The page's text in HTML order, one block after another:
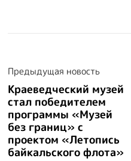
Предыдущая новость
Краеведческий музей
стал победителем
программы «Музей
без границ» с
проектом «Летопись
байкальского флота»